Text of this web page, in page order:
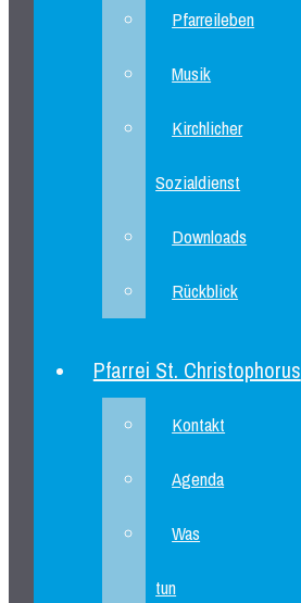
Pfarreileben
Musik
Kirchlicher
Sozialdienst
Downloads
Rückblick
Pfarrei St. Christophorus
Kontakt
Agenda
Was
tun